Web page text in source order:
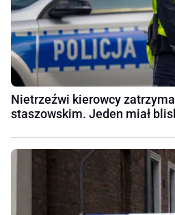
Nietrzeźwi kierowcy
staszowskim. Jeden miał